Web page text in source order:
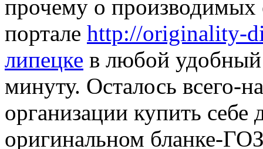
прочему о производимых
портале http://originality-
липецке в любой
минуту. Осталось всего-
организации купить себе
оригинальном бланке-